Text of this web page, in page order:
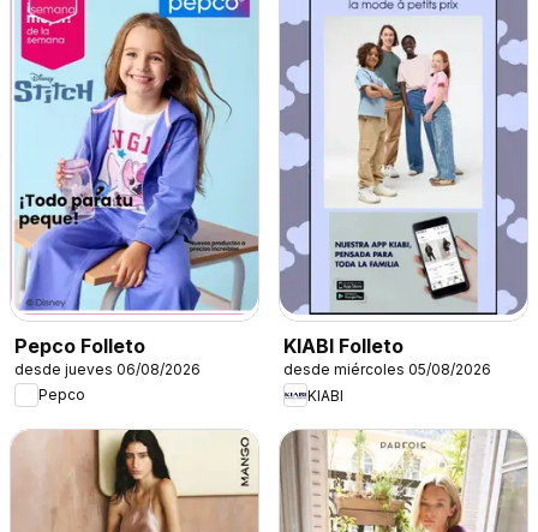
Pepco Folleto
desde jueves 06/08/2026
Pepco
KIABI Folleto
desde miércoles 05/08/2026
KIABI